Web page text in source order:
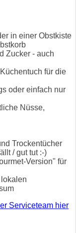
in einer Obstkiste
Zucker - auch
für die
oder einfach nur
Nüsse,
Trockentücher
/ gut tut :-)
Version" für
Serviceteam hier